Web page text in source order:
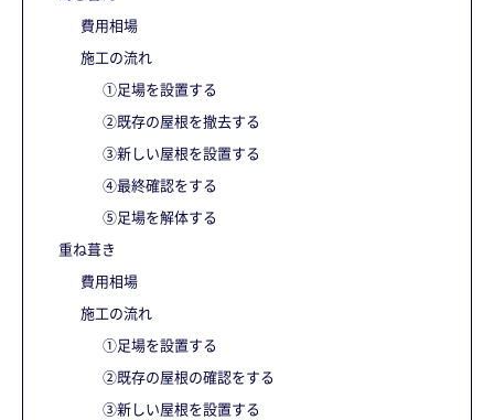
費用相場
施工の流れ
①足場を設置する
②既存の屋根を撤去する
③新しい屋根を設置する
④最終確認をする
⑤足場を解体する
重ね葺き
費用相場
施工の流れ
①足場を設置する
②既存の屋根の確認をする
③新しい屋根を設置する